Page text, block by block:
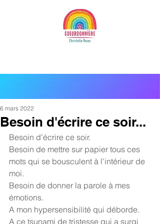
Besoin d'écrire ce soir...
6 mars 2022
Besoin d'écrire ce soir.
Besoin de mettre sur papier tous ces
mots qui se bousculent à l'intérieur de
moi.
Besoin de donner la parole à mes
émotions.
A mon hypersensibilité qui déborde.
A ce tsunami de tristesse qui a surgi